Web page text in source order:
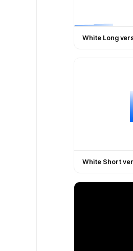
White Long
White Short